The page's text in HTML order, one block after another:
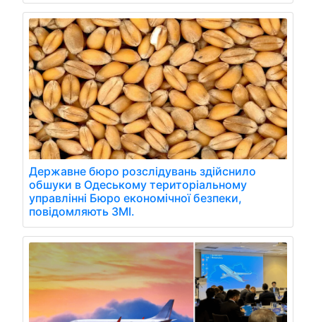
Державне бюро розслідувань здійснило
обшуки в Одеському територіальному
управлінні Бюро економічної безпеки,
повідомляють ЗМІ.